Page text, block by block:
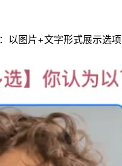
：以图片+文字形式展示选项